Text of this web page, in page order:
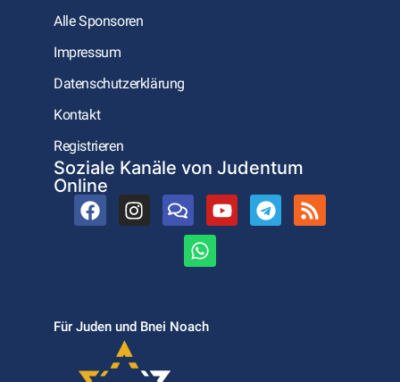
Alle Sponsoren
Impressum
Datenschutzerklärung
Kontakt
Registrieren
Soziale Kanäle von Judentum
Online
Für Juden und Bnei Noach